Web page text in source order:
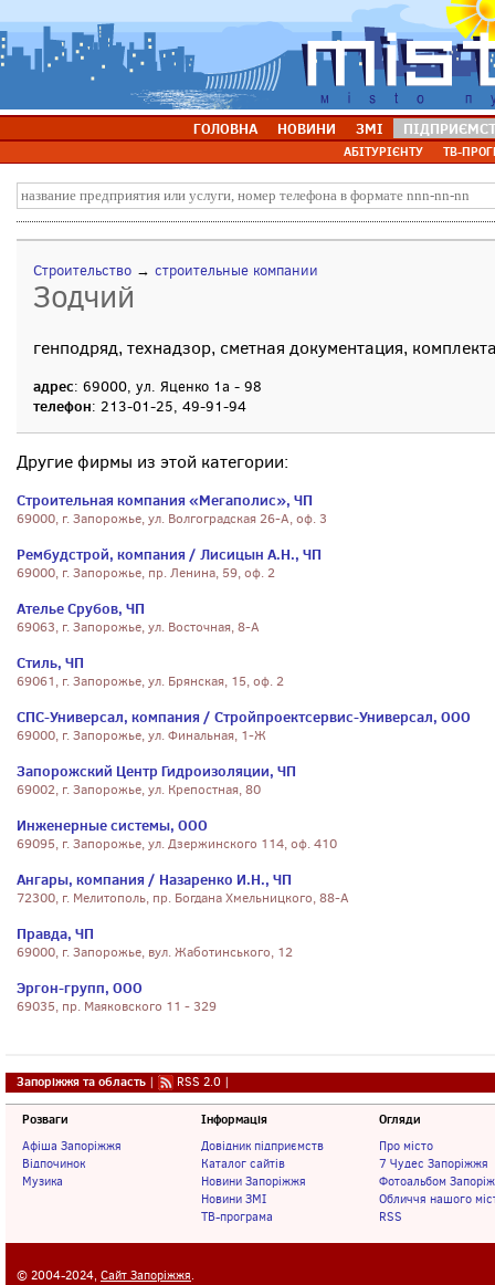
ГОЛОВНА НОВИНИ ЗМІ
АБІТУРІЄНТУ ТВ-
Строительство → строительные компании
Зодчий
генподряд, технадзор, сметная документация,
адрес: 69000, ул. Яценко 1а - 98
телефон: 213-01-25, 49-91-94
Другие фирмы из этой категории:
Строительная компания «Мегаполис», ЧП
69000, г. Запорожье, ул. Волгоградская 26-А, оф. 3
Рембудстрой, компания / Лисицын А.Н., ЧП
69000, г. Запорожье, пр. Ленина, 59, оф. 2
Ателье Срубов, ЧП
69063, г. Запорожье, ул. Восточная, 8-А
Стиль, ЧП
69061, г. Запорожье, ул. Брянская, 15, оф. 2
СПС-Универсал, компания / Стройпроектсервис-Универсал, ООО
69000, г. Запорожье, ул. Финальная, 1-Ж
Запорожский Центр Гидроизоляции, ЧП
69002, г. Запорожье, ул. Крепостная, 80
Инженерные системы, ООО
69095, г. Запорожье, ул. Дзержинского 114, оф. 410
Ангары, компания / Назаренко И.Н., ЧП
72300, г. Мелитополь, пр. Богдана Хмельницкого, 88-А
Правда, ЧП
69000, г. Запорожье, вул. Жаботинського, 12
Эргон-групп, ООО
69035, пр. Маяковского 11 - 329
Запоріжжя та область | RSS 2.0 |
Розваги
Афіша Запоріжжя
Відпочинок
Музика
Інформація
Довідник підприємств
Каталог сайтів
Новини Запоріжжя
Новини ЗМІ
ТВ-програма
Огляди
Про місто
7 Чудес Запоріжжя
Фотоальбом
Обличчя нашого
RSS
© 2004-2024, Сайт Запоріжжя.